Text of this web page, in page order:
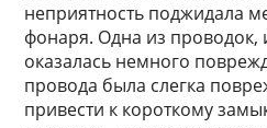
неприятность поджидала
фонаря. Одна из проводок,
оказалась немного
провода была слегка
привести к короткому